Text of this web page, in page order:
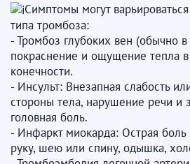
Симптомы могут
типа тромбоза:
- Тромбоз глубоких вен (обычно в
покраснение и ощущение тепла
конечности.
- Инсульт: Внезапная слабость
стороны тела, нарушение речи и
головная боль.
- Инфаркт миокарда: Острая
руку, шею или спину, одышка,